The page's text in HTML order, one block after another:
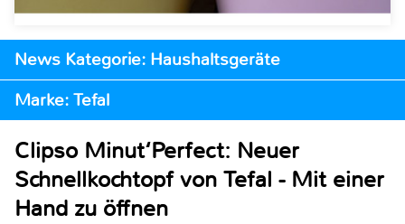
News Kategorie: Haushaltsgeräte
Marke: Tefal
Clipso Minut‘Perfect: Neuer
Schnellkochtopf von Tefal - Mit einer
Hand zu öffnen